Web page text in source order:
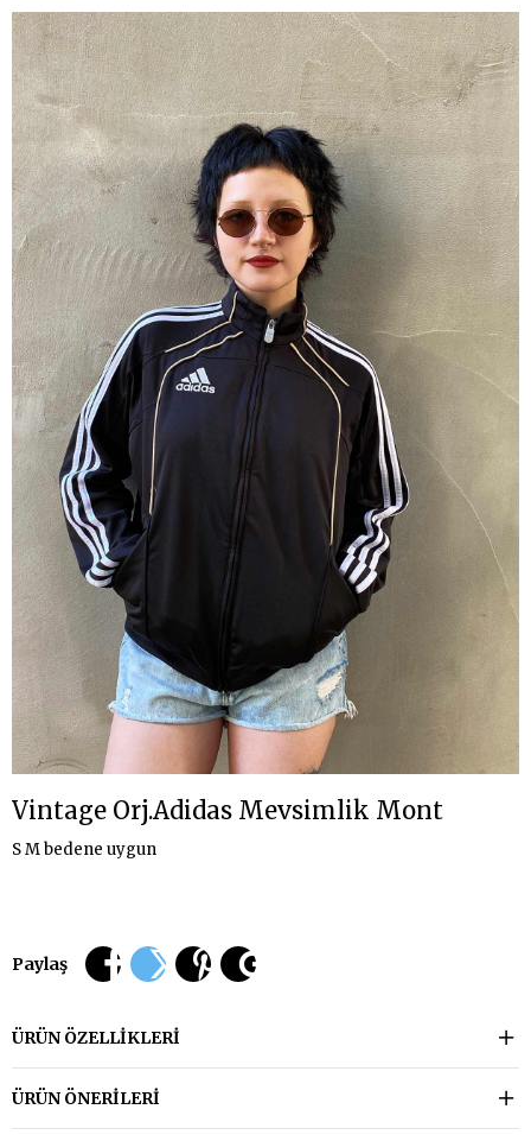
Vintage Orj.Adidas Mevsimlik Mont
S M bedene uygun
Paylaş
ÜRÜN ÖZELLIKLERI
ÜRÜN ÖNERILERI